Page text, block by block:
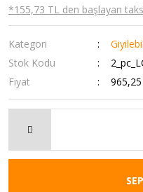
*155,73 TL den başlayan
Kategori
Stok Kodu
Fiyat